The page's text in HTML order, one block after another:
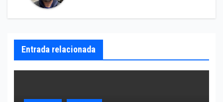
Entrada relacionada